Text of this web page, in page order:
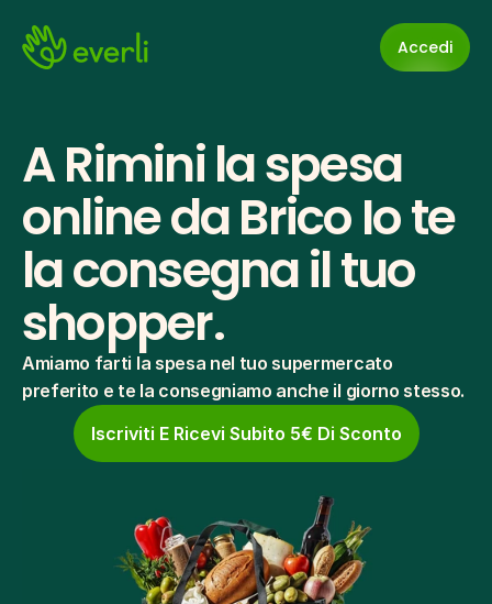
Accedi
A Rimini la spesa
online da Brico Io te
la consegna il tuo
shopper.
Amiamo farti la spesa nel tuo supermercato
preferito e te la consegniamo anche il giorno stesso.
Iscriviti E Ricevi Subito 5€ Di Sconto